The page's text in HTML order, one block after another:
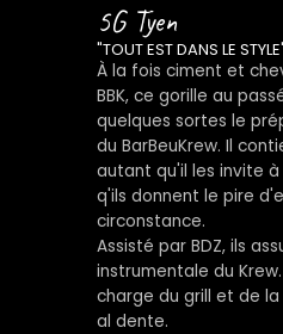
5G Tyen
"TOUT EST DANS LE
À la fois ciment et
BBK, ce gorille au
quelques sortes le
du BarBeuKrew. Il
autant qu'il les invite
q'ils donnent le pire
circonstance.
Assisté par BDZ, ils
instrumentale du
charge du grill et de la
al dente.